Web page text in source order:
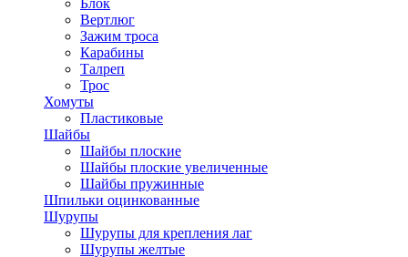
Блок
Вертлюг
Зажим троса
Карабины
Талреп
Трос
Хомуты
Пластиковые
Шайбы
Шайбы плоские
Шайбы плоские увеличенные
Шайбы пружинные
Шпильки оцинкованные
Шурупы
Шурупы для крепления лаг
Шурупы желтые